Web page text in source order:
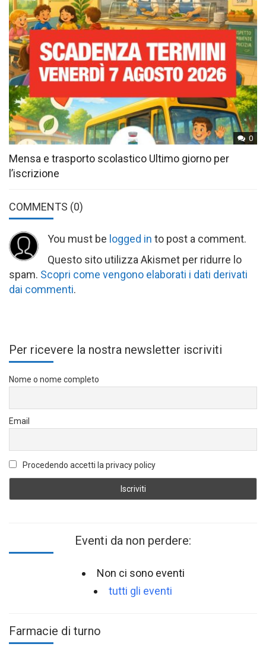
0
Mensa e trasporto scolastico Ultimo giorno per
l’iscrizione
COMMENTS (0)
You must be logged in to post a comment.
Questo sito utilizza Akismet per ridurre lo
spam. Scopri come vengono elaborati i dati derivati
dai commenti.
Per ricevere la nostra newsletter iscriviti
Nome o nome completo
Email
Procedendo accetti la privacy policy
Eventi da non perdere:
Non ci sono eventi
tutti gli eventi
Farmacie di turno